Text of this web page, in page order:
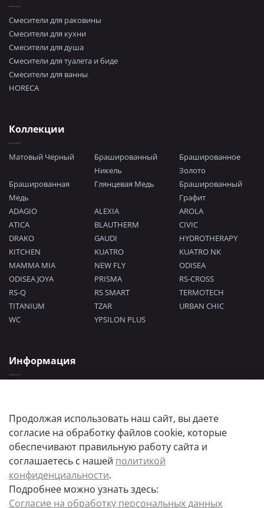
Смесители для раковины
Смесители для кухни
Смесители для душа
Смесители для туалета и биде
Смесители для ванны
HORECA
Коллекции
Матовый Черный
Брашированный
Никель
Брашированное
Золото
Брашированная
Медь
Глянцевая Медь
Брашированный
Графит
ADAGIO
ALEXIA
AROLA
ATICA
BLAUTHERM
CIVIC
DRAKO
GAUDI
HYDROTHERAPY
KITCHEN
KUATRO
KUATRO NK
MAMMA MIA
NEW FLY
ODISEA
ODISEA JOYA
PRISMA
RS-CROSS
RS-Q
RS SMART
TERMOTECH
TITANIUM
TZAR
URBAN CHIC
WC
YPSILON PLUS
Информация
Пользовательское соглашение
Цены товаров и их количество, а так же комплектация и цвета носят
Продолжая использовать наш сайт, вы даете
согласие на обработку файлов cookie, которые
обеспечивают правильную работу сайта и
соглашаетесь с нашей политикой
конфиденциальности.
Подробнее можно узнать здесь:
Согласие на обработку персональных данных